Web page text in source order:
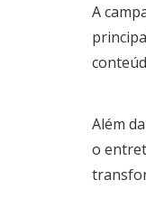
A
Além
o